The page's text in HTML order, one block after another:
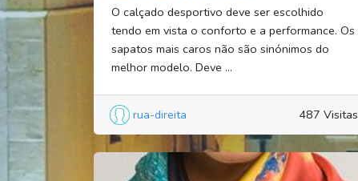
O calçado desportivo deve ser escolhido
tendo em vista o conforto e a performance. Os
sapatos mais caros não são sinónimos do
melhor modelo. Deve ...
rua-direita 487 Visitas